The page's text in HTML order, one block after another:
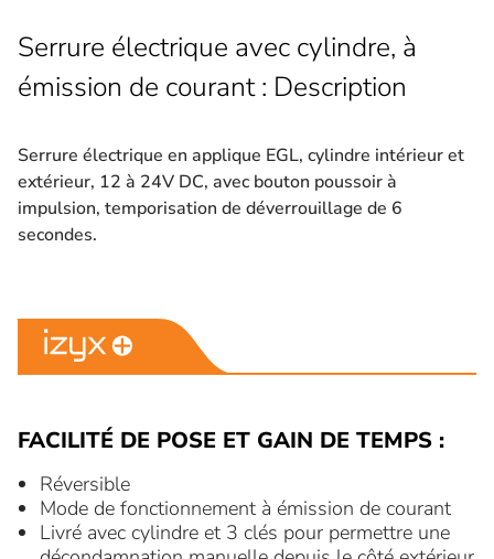
Serrure électrique avec cylindre, à
émission de courant : Description
Serrure électrique en applique EGL, cylindre intérieur et
extérieur, 12 à 24V DC, avec bouton poussoir à
impulsion, temporisation de déverrouillage de 6
secondes.
FACILITÉ DE POSE ET GAIN DE TEMPS :
Réversible
Mode de fonctionnement à émission de courant
Livré avec cylindre et 3 clés pour permettre une